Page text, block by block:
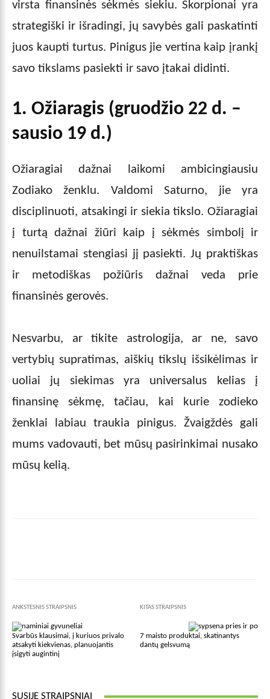
virsta finansinės sėkmės siekiu. Skorpionai yra
strategiški ir išradingi, jų savybės gali paskatinti
juos kaupti turtus. Pinigus jie vertina kaip įrankį
savo tikslams pasiekti ir savo įtakai didinti.
1. Ožiaragis (gruodžio 22 d. –
sausio 19 d.)
Ožiaragiai dažnai laikomi ambicingiausiu
Zodiako ženklu. Valdomi Saturno, jie yra
disciplinuoti, atsakingi ir siekia tikslo. Ožiaragiai
į turtą dažnai žiūri kaip į sėkmės simbolį ir
nenuilstamai stengiasi jį pasiekti. Jų praktiškas
ir metodiškas požiūris dažnai veda prie
finansinės gerovės.
Nesvarbu, ar tikite astrologija, ar ne, savo
vertybių supratimas, aiškių tikslų išsikėlimas ir
uoliai jų siekimas yra universalus kelias į
finansinę sėkmę, tačiau, kai kurie zodieko
ženklai labiau traukia pinigus. Žvaigždės gali
mums vadovauti, bet mūsų pasirinkimai nusako
mūsų kelią.
ANKSTESNIS STRAIPSNIS
Svarbūs klausimai, į kuriuos privalo
atsakyti kiekvienas, planuojantis
įsigyti augintinį
KITAS STRAIPSNIS
7 maisto produktai, skatinantys
dantų gelsvumą
SUSIJĘ STRAIPSNIAI